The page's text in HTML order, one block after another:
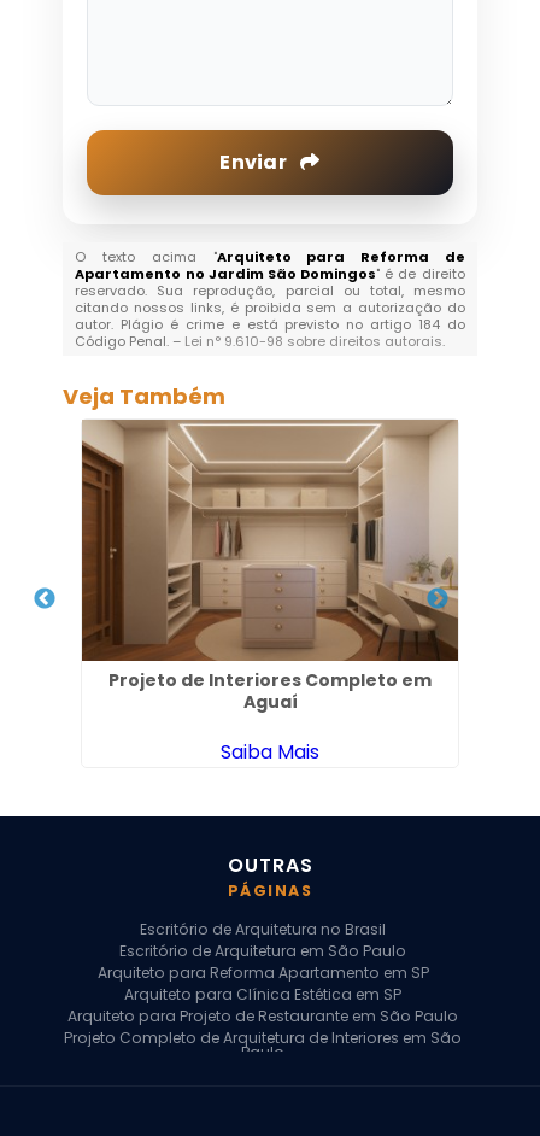
Enviar
O texto acima "Arquiteto para Reforma de
Apartamento no Jardim São Domingos" é de direito
reservado. Sua reprodução, parcial ou total, mesmo
citando nossos links, é proibida sem a autorização do
autor. Plágio é crime e está previsto no artigo 184 do
Código Penal. – Lei n° 9.610-98 sobre direitos autorais.
Veja Também
Projeto de Interiores Completo em
Aguaí
Saiba Mais
OUTRAS
PÁGINAS
Escritório de Arquitetura no Brasil
Escritório de Arquitetura em São Paulo
Arquiteto para Reforma Apartamento em SP
Arquiteto para Clínica Estética em SP
Arquiteto para Projeto de Restaurante em São Paulo
Projeto Completo de Arquitetura de Interiores em São
Paulo